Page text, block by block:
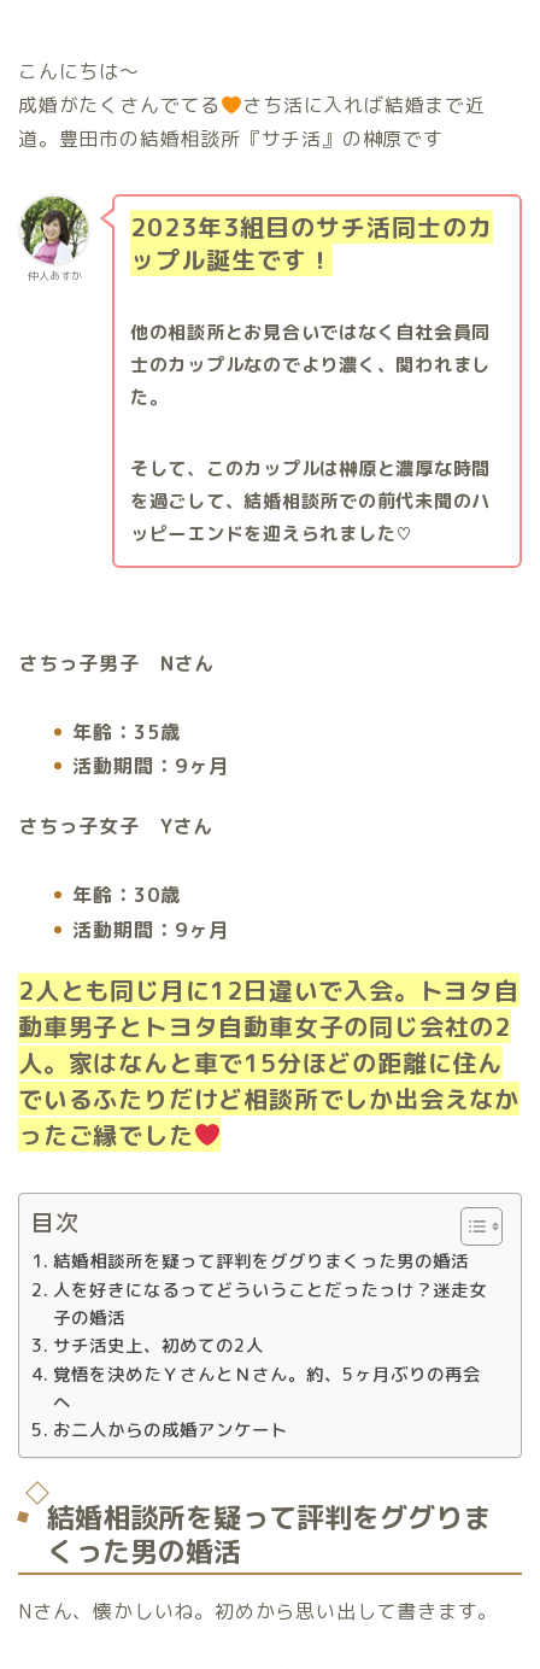
こんにちは〜
成婚がたくさんでてる
さち活に入れば結婚まで近
道。豊田市の結婚相談所『サチ活』の榊原です
仲人あすか
2023年3組目のサチ活同士のカ
ップル誕生です！
他の相談所とお見合いではなく自社会員同
士のカップルなのでより濃く、関われまし
た。
そして、このカップルは榊原と濃厚な時間
を過ごして、結婚相談所での前代未聞のハ
ッピーエンドを迎えられました♡
さちっ子男子 Nさん
年齢：35歳
活動期間：9ヶ月
さちっ子女子 Yさん
年齢：30歳
活動期間：9ヶ月
2人とも同じ月に12日違いで入会。トヨタ自
動車男子とトヨタ自動車女子の同じ会社の2
人。家はなんと車で15分ほどの距離に住ん
でいるふたりだけど相談所でしか出会えなか
ったご縁でした
目次
結婚相談所を疑って評判をググりまくった男の婚活
人を好きになるってどういうことだったっけ？迷走女
子の婚活
サチ活史上、初めての2人
覚悟を決めたＹさんとＮさん。約、5ヶ月ぶりの再会
へ
お二人からの成婚アンケート
結婚相談所を疑って評判をググりま
くった男の婚活
Nさん、懐かしいね。初めから思い出して書きます。